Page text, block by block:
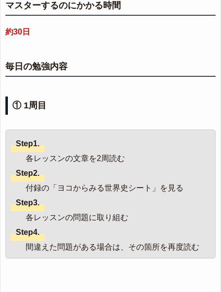
マスターするのにかかる時間
約30日
毎日の勉強内容
① 1周目
Step1.
各レッスンの文章を2周読む
Step2.
付録の「ヨコからみる世界史シート」を見る
Step3.
各レッスンの問題に取り組む
Step4.
間違えた問題がある場合は、その箇所を再度読む